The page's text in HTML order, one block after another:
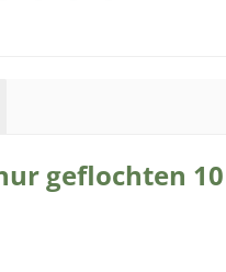
geflochten